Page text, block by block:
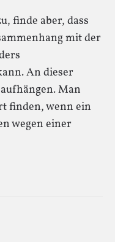
finde aber, dass
mit der
An dieser
Man
finden, wenn ein
wegen einer